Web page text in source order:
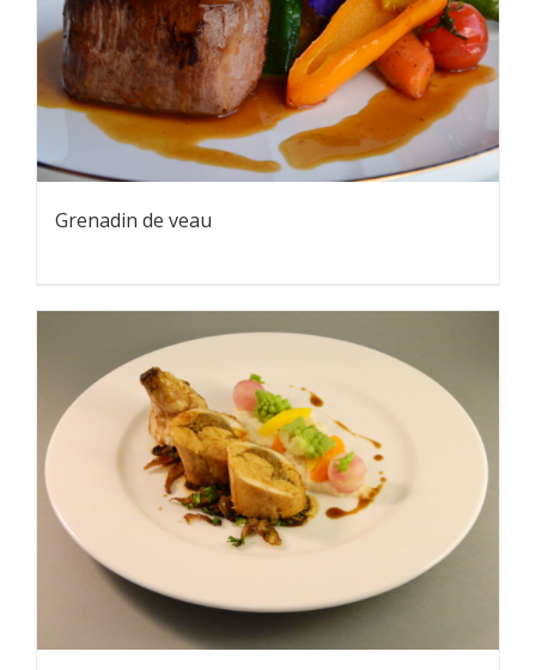
Grenadin de veau